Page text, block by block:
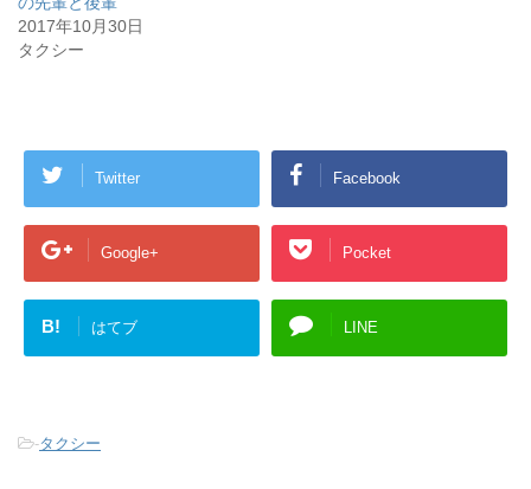
2017年10月30日
タクシー
Twitter Facebook
Google+ Pocket
B! はてブ LINE
-タクシー